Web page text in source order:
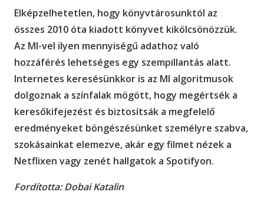
Elképzelhetetlen, hogy könyvtárosunktól az
összes 2010 óta kiadott könyvet kikölcsönözzük.
Az MI-vel ilyen mennyiségű adathoz való
hozzáférés lehetséges egy szempillantás alatt.
Internetes keresésünkkor is az MI algoritmusok
dolgoznak a színfalak mögött, hogy megértsék a
keresőkifejezést és biztosítsák a megfelelő
eredményeket böngészésünket személyre szabva,
szokásainkat elemezve, akár egy filmet nézek a
Netflixen vagy zenét hallgatok a Spotifyon.
Fordította: Dobai Katalin